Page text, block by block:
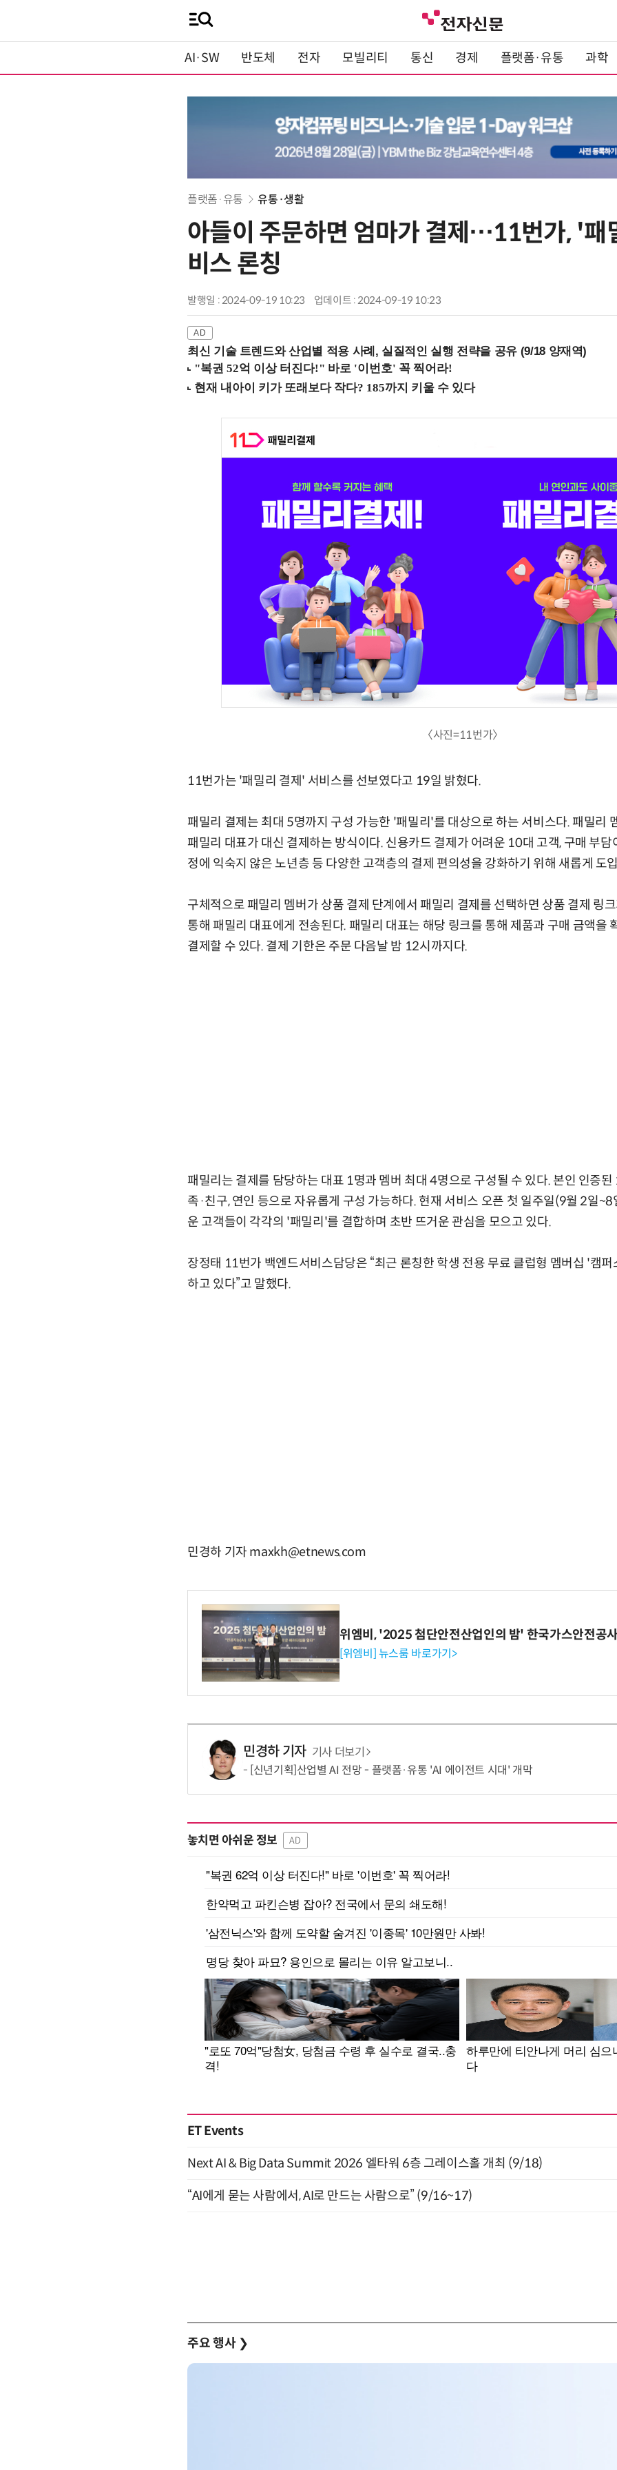
AI·SW 반도체 전자 모빌리티 통신 경제 플랫폼·유통 과학
플랫폼·유통 유통·생활
아들이 주문하면 엄마가 결제…11번가, '패
비스 론칭
발행일 : 2024-09-19 10:23 업데이트 : 2024-09-19 10:23
최신 기술 트렌드와 산업별 적용 사례, 실질적인 실행 전략을 공유 (9/18 양재역)
〈사진=11번가〉
11번가는 '패밀리 결제' 서비스를 선보였다고 19일 밝혔다.
패밀리 결제는 최대 5명까지 구성 가능한 '패밀리'를 대상으로 하는 서비스다. 패밀리
패밀리 대표가 대신 결제하는 방식이다. 신용카드 결제가 어려운 10대 고객, 구매 부담
정에 익숙지 않은 노년층 등 다양한 고객층의 결제 편의성을 강화하기 위해 새롭게 도
구체적으로 패밀리 멤버가 상품 결제 단계에서 패밀리 결제를 선택하면 상품 결제 링
통해 패밀리 대표에게 전송된다. 패밀리 대표는 해당 링크를 통해 제품과 구매 금액을
결제할 수 있다. 결제 기한은 주문 다음날 밤 12시까지다.
패밀리는 결제를 담당하는 대표 1명과 멤버 최대 4명으로 구성될 수 있다. 본인 인증
족·친구, 연인 등으로 자유롭게 구성 가능하다. 현재 서비스 오픈 첫 일주일(9월 2일
운 고객들이 각각의 '패밀리'를 결합하며 초반 뜨거운 관심을 모으고 있다.
장정태 11번가 백엔드서비스담당은 “최근 론칭한 학생 전용 무료 클럽형 멤버십 '캠
하고 있다”고 말했다.
민경하 기자 maxkh@etnews.com
위엠비, '2025 첨단안전산업인의 밤' 한국가스안전공
[위엠비] 뉴스룸 바로가기>
민경하 기자 기사 더보기
[신년기획]산업별 AI 전망 - 플랫폼·유통 'AI 에이전트 시대' 개막
놓치면 아쉬운 정보 AD
ET Events
Next AI & Big Data Summit 2026 엘타워 6층 그레이스홀 개최 (9/18)
“AI에게 묻는 사람에서, AI로 만드는 사람으로” (9/16~17)
주요 행사 ❯